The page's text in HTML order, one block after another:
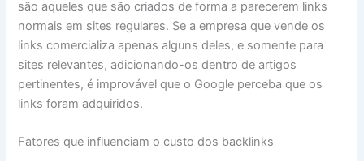
são aqueles que são criados de forma a parecerem links
normais em sites regulares. Se a empresa que vende os
links comercializa apenas alguns deles, e somente para
sites relevantes, adicionando-os dentro de artigos
pertinentes, é improvável que o Google perceba que os
links foram adquiridos.
Fatores que influenciam o custo dos backlinks